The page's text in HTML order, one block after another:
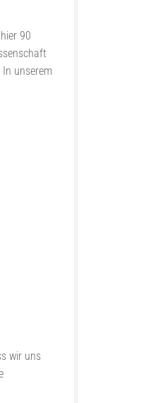
90
unserem
wir uns